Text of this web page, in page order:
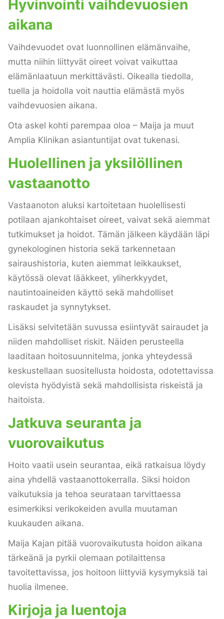
Hyvinvointi vaihdevuosien
aikana
Vaihdevuodet ovat luonnollinen elämänvaihe,
mutta niihin liittyvät oireet voivat vaikuttaa
elämänlaatuun merkittävästi. Oikealla tiedolla,
tuella ja hoidolla voit nauttia elämästä myös
vaihdevuosien aikana.
Ota askel kohti parempaa oloa – Maija ja muut
Amplia Klinikan asiantuntijat ovat tukenasi.
Huolellinen ja yksilöllinen
vastaanotto
Vastaanoton aluksi kartoitetaan huolellisesti
potilaan ajankohtaiset oireet, vaivat sekä aiemmat
tutkimukset ja hoidot. Tämän jälkeen käydään läpi
gynekologinen historia sekä tarkennetaan
sairaushistoria, kuten aiemmat leikkaukset,
käytössä olevat lääkkeet, yliherkkyydet,
nautintoaineiden käyttö sekä mahdolliset
raskaudet ja synnytykset.
Lisäksi selvitetään suvussa esiintyvät sairaudet ja
niiden mahdolliset riskit. Näiden perusteella
laaditaan hoitosuunnitelma, jonka yhteydessä
keskustellaan suositellusta hoidosta, odotettavissa
olevista hyödyistä sekä mahdollisista riskeistä ja
haitoista.
Jatkuva seuranta ja
vuorovaikutus
Hoito vaatii usein seurantaa, eikä ratkaisua löydy
aina yhdellä vastaanottokerralla. Siksi hoidon
vaikutuksia ja tehoa seurataan tarvittaessa
esimerkiksi verikokeiden avulla muutaman
kuukauden aikana.
Maija Kajan pitää vuorovaikutusta hoidon aikana
tärkeänä ja pyrkii olemaan potilaittensa
tavoitettavissa, jos hoitoon liittyviä kysymyksiä tai
huolia ilmenee.
Kirjoja ja luentoja